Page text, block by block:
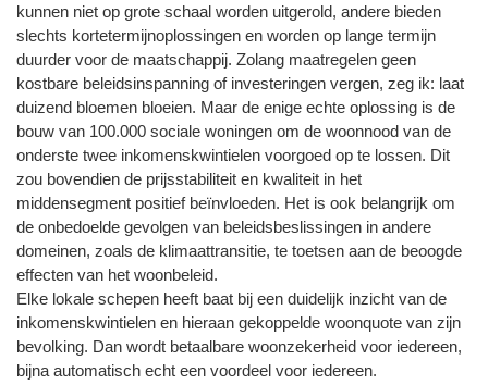
kunnen niet op grote schaal worden uitgerold, andere bieden
slechts kortetermijnoplossingen en worden op lange termijn
duurder voor de maatschappij. Zolang maatregelen geen
kostbare beleidsinspanning of investeringen vergen, zeg ik: laat
duizend bloemen bloeien. Maar de enige echte oplossing is de
bouw van 100.000 sociale woningen om de woonnood van de
onderste twee inkomenskwintielen voorgoed op te lossen. Dit
zou bovendien de prijsstabiliteit en kwaliteit in het
middensegment positief beïnvloeden. Het is ook belangrijk om
de onbedoelde gevolgen van beleidsbeslissingen in andere
domeinen, zoals de klimaattransitie, te toetsen aan de beoogde
effecten van het woonbeleid.
Elke lokale schepen heeft baat bij een duidelijk inzicht van de
inkomenskwintielen en hieraan gekoppelde woonquote van zijn
bevolking. Dan wordt betaalbare woonzekerheid voor iedereen,
bijna automatisch echt een voordeel voor iedereen.